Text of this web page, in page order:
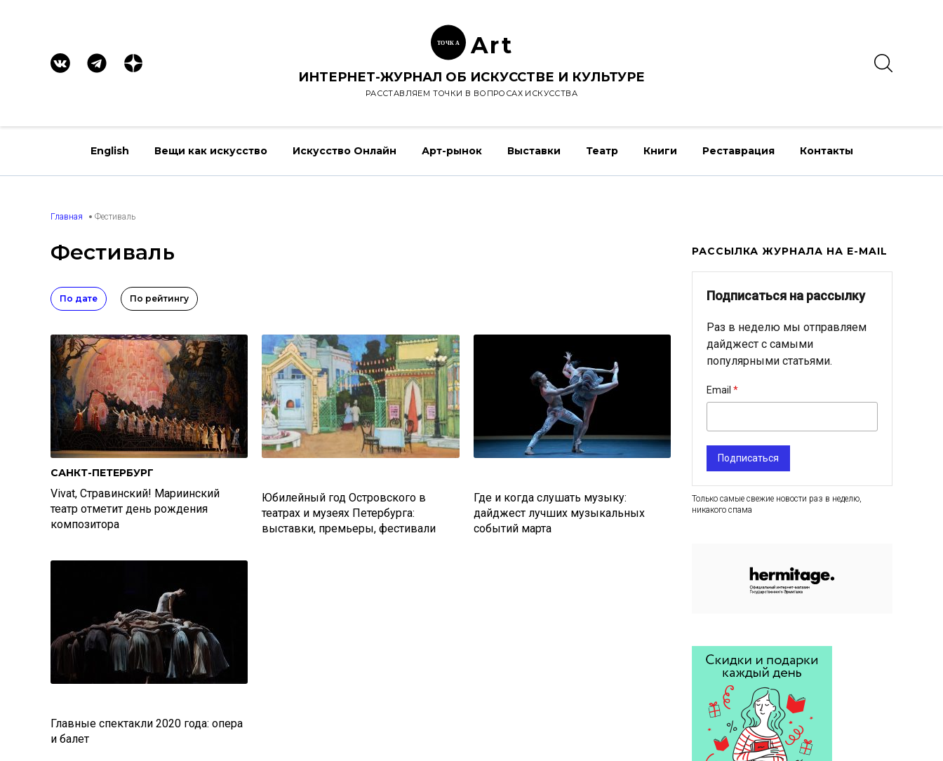
ТОЧК А Art
ИНТЕРНЕТ-ЖУРНАЛ ОБ ИСКУССТВЕ И КУЛЬТУРЕ
РАССТАВЛЯЕМ ТОЧКИ В ВОПРОСАХ ИСКУССТВА
English Вещи как искусство Искусство Онлайн Арт-рынок Выставки Театр Книги Реставрация Контакты
Главная Фестиваль
Фестиваль
По дате По рейтингу
САНКТ-ПЕТЕРБУРГ
Vivat, Стравинский! Мариинский
театр отметит день рождения
композитора
Юбилейный год Островского в
театрах и музеях Петербурга:
выставки, премьеры, фестивали
Где и когда слушать музыку:
дайджест лучших музыкальных
событий марта
Главные спектакли 2020 года: опера
и балет
РАССЫЛКА ЖУРНАЛА НА E-MAIL
Подписаться на рассылку
Раз в неделю мы отправляем
дайджест с самыми
популярными статьями.
Email
Подписаться
Только самые свежие новости раз в неделю,
никакого спама